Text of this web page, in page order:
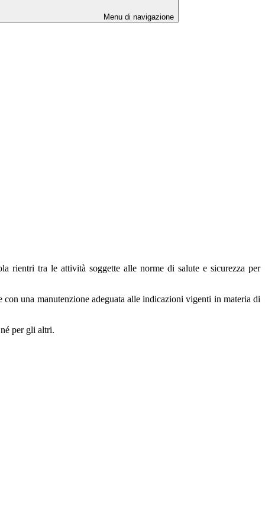
Menu di navigazione
rientri tra le attività soggette alle norme di salute e sicurezza per
una manutenzione adeguata alle indicazioni vigenti in materia di
per gli altri.